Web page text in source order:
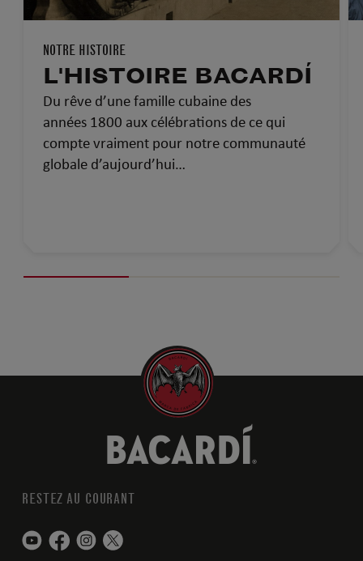
NOTRE HISTOIRE
L'HISTOIRE BACARDÍ
Du rêve d’une famille cubaine des
années 1800 aux célébrations de ce qui
compte vraiment pour notre communauté
globale d’aujourd’hui…
RESTEZ AU COURANT